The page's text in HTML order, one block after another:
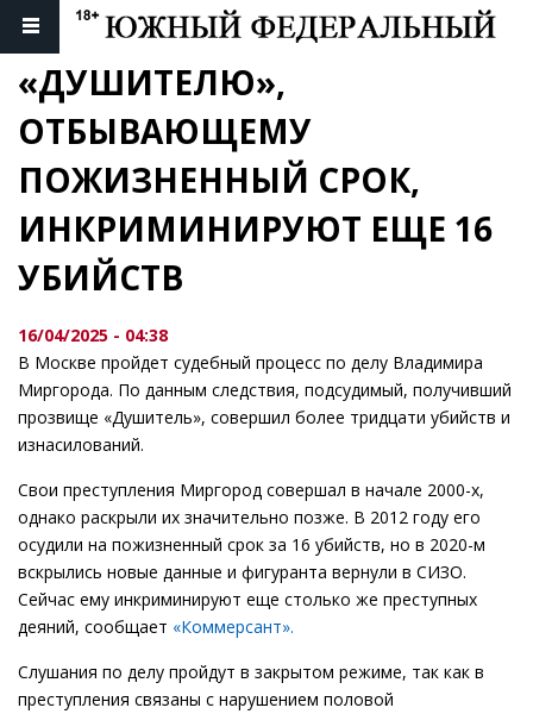
«ДУШИТЕЛЮ»,
ОТБЫВАЮЩЕМУ
ПОЖИЗНЕННЫЙ СРОК,
ИНКРИМИНИРУЮТ ЕЩЕ 16
УБИЙСТВ
16/04/2025 - 04:38
В Москве пройдет судебный процесс по делу Владимира
Миргорода. По данным следствия, подсудимый, получивший
прозвище «Душитель», совершил более тридцати убийств и
изнасилований.
Свои преступления Миргород совершал в начале 2000-х,
однако раскрыли их значительно позже. В 2012 году его
осудили на пожизненный срок за 16 убийств, но в 2020-м
вскрылись новые данные и фигуранта вернули в СИЗО.
Сейчас ему инкриминируют еще столько же преступных
деяний, сообщает «Коммерсант».
Слушания по делу пройдут в закрытом режиме, так как в
преступления связаны с нарушением половой